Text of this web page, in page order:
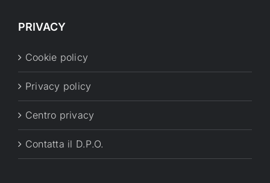
PRIVACY
Cookie policy
Privacy policy
Centro privacy
Contatta il D.P.O.